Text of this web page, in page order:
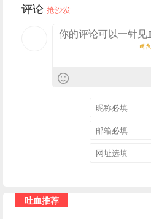
评论 抢沙发
吐血推荐